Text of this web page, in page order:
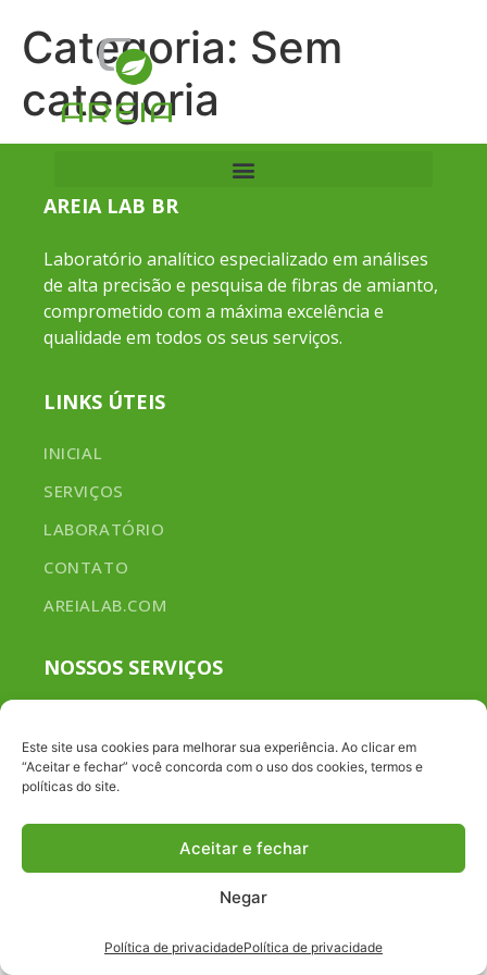
Este site usa cookies para melhorar sua experiência. Ao clicar em
“Aceitar e fechar” você concorda com o uso dos cookies, termos e
políticas do site.
Aceitar e fechar
Negar
Política de privacidadePolítica de privacidade
Categoria: Sem
categoria
AREIA LAB BR
Laboratório analítico especializado em análises
de alta precisão e pesquisa de fibras de amianto,
comprometido com a máxima excelência e
qualidade em todos os seus serviços.
LINKS ÚTEIS
INICIAL
SERVIÇOS
LABORATÓRIO
CONTATO
AREIALAB.COM
NOSSOS SERVIÇOS
ESPECIALIZADO EM ANÁLISE DE METAS